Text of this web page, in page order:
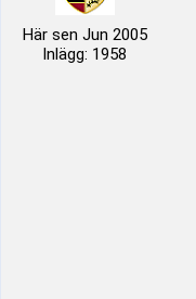
Här sen Jun 2005
Inlägg: 1958